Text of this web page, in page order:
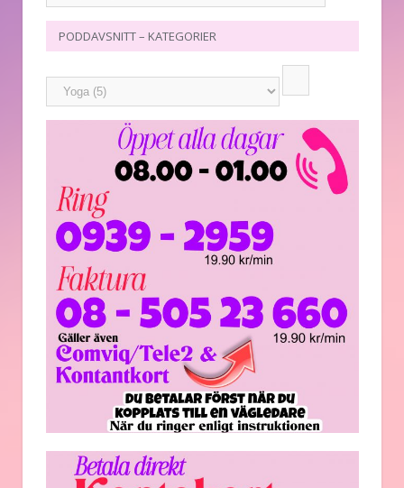
PODDAVSNITT – KATEGORIER